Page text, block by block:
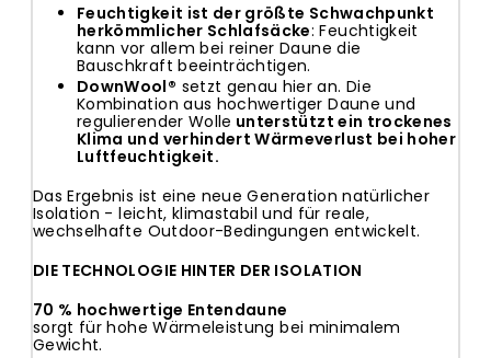
Feuchtigkeit ist der größte Schwachpunkt
herkömmlicher Schlafsäcke: Feuchtigkeit
kann vor allem bei reiner Daune die
Bauschkraft beeinträchtigen.
DownWool® setzt genau hier an. Die
Kombination aus hochwertiger Daune und
regulierender Wolle unterstützt ein trockenes
Klima und verhindert Wärmeverlust bei hoher
Luftfeuchtigkeit.
Das Ergebnis ist eine neue Generation natürlicher
Isolation - leicht, klimastabil und für reale,
wechselhafte Outdoor-Bedingungen entwickelt.
DIE TECHNOLOGIE HINTER DER ISOLATION
70 % hochwertige Entendaune
sorgt für hohe Wärmeleistung bei minimalem
Gewicht.